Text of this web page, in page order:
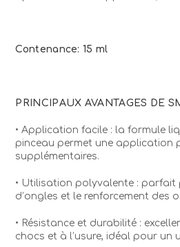
Contenance: 15 ml
PRINCIPAUX AVANTAGES DE
• Application facile : la formule
pinceau permet une application
supplémentaires.
• Utilisation polyvalente : parfait
d’ongles et le renforcement des
• Résistance et durabilité :
chocs et à l’usure, idéal pour un